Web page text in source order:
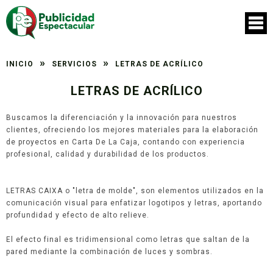
INICIO » SERVICIOS » LETRAS DE ACRÍLICO
LETRAS DE ACRÍLICO
Buscamos la diferenciación y la innovación para nuestros
clientes, ofreciendo los mejores materiales para la elaboración
de proyectos en Carta De La Caja, contando con experiencia
profesional, calidad y durabilidad de los productos.
LETRAS CAIXA o "letra de molde", son elementos utilizados en la
comunicación visual para enfatizar logotipos y letras, aportando
profundidad y efecto de alto relieve.
El efecto final es tridimensional como letras que saltan de la
pared mediante la combinación de luces y sombras.